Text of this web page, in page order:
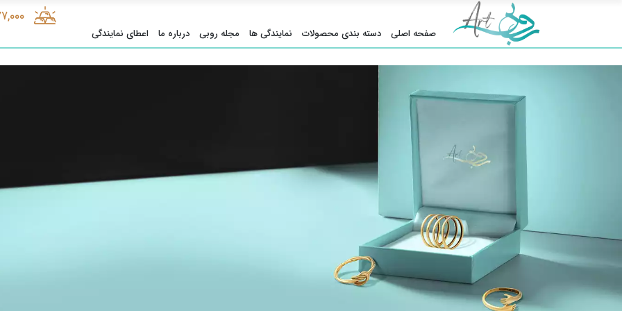
صفحه اصلی دسته بندی محصولات نمایندگی ها مجله روبی درباره ما اعطای نمایندگی